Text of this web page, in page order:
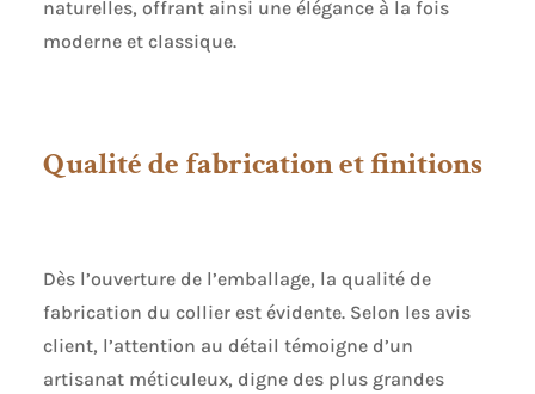
naturelles, offrant ainsi une élégance à la fois
moderne et classique.
Qualité de fabrication et finitions
Dès l’ouverture de l’emballage, la qualité de
fabrication du collier est évidente. Selon les avis
client, l’attention au détail témoigne d’un
artisanat méticuleux, digne des plus grandes